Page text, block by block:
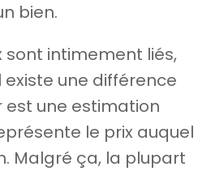
bien.
sont intimement liés,
existe une différence
est une estimation
le prix auquel
Malgré ça, la plupart